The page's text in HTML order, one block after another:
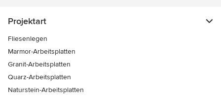
Projektart
Fliesenlegen
Marmor-Arbeitsplatten
Granit-Arbeitsplatten
Quarz-Arbeitsplatten
Naturstein-Arbeitsplatten